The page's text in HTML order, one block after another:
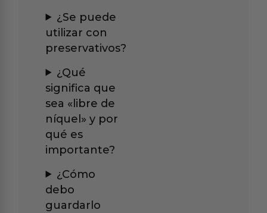
¿Se puede
utilizar con
preservativos?
¿Qué
significa que
sea «libre de
níquel» y por
qué es
importante?
¿Cómo
debo
guardarlo